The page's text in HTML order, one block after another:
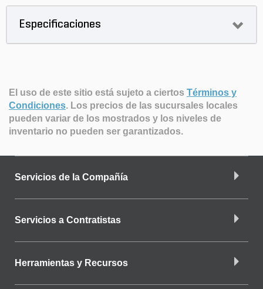
Especificaciones
El uso de este sitio está sujeto a ciertos Términos y
Condiciones. Los precios de las sucursales locales
pueden variar de los mostrados y los niveles de
inventario no pueden ser garantizados.
Servicios de la Compañía
Servicios a Contratistas
Herramientas y Recursos